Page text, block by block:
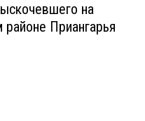
на
Приангарья